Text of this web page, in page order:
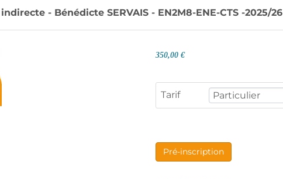
- Bénédicte SERVAIS - EN2M8-ENE-CTS -2025/26
350,00 €
Tarif
Pré-inscription